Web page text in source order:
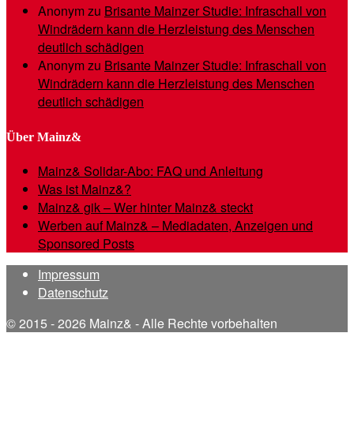
Anonymzu Brisante Mainzer Studie: Infraschall von
Windrädern kann die Herzleistung des Menschen
deutlich schädigen
Anonymzu Brisante Mainzer Studie: Infraschall von
Windrädern kann die Herzleistung des Menschen
deutlich schädigen
Über Mainz&
Mainz& Solidar-Abo: FAQ und Anleitung
Was ist Mainz&?
Mainz& gik – Wer hinter Mainz& steckt
Werben auf Mainz& – Mediadaten, Anzeigen und
Sponsored Posts
Impressum
Datenschutz
© 2015 - 2026 Mainz& - Alle Rechte vorbehalten